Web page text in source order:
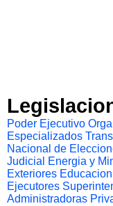
Poder Ejecutivo
Especializados
Nacional de
Judicial
Energia y
Exteriores Educacion
Ejecutores
Administradoras